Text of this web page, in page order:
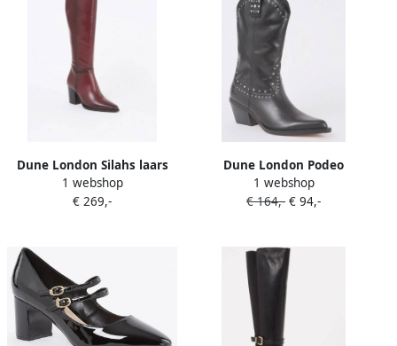
Dune London Silahs laars
van leer
1 webshop
€ 269,-
Dune London Podeo
cowboylaars van suède met
studs
1 webshop
€ 164,- € 94,-